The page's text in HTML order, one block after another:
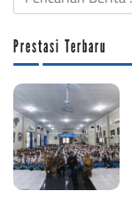
Prestasi Terbaru